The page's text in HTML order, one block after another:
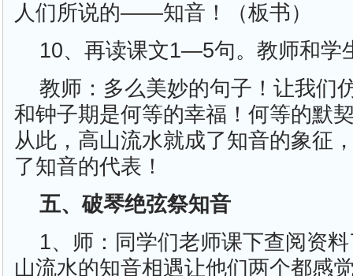
人们所说的——知音！（板书）
10、再读课文1—5句。教师和学
教师：多么美妙的句子！让我们
和钟子期是何等的幸福！何等的默
从此，高山流水就成了知音的象征
了知音的代表！
五、破琴绝弦祭知音
1、师：同学们老师课下查阅资
山流水的知音相遇让他们两个都感